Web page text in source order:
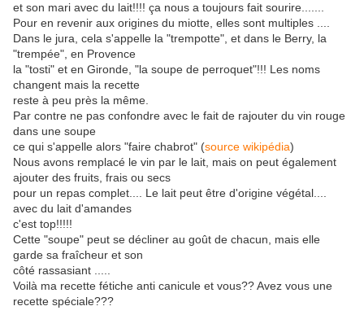
et son mari avec du lait!!!! ça nous a toujours fait sourire.......
Pour en revenir aux origines du miotte, elles sont multiples ....
Dans le jura, cela s'appelle la "trempotte", et dans le Berry, la
"trempée", en Provence
la "tosti" et en Gironde, "la soupe de perroquet"!!! Les noms
changent mais la recette
reste à peu près la même.
Par contre ne pas confondre avec le fait de rajouter du vin rouge
dans une soupe
ce qui s'appelle alors "faire chabrot" (source wikipédia)
Nous avons remplacé le vin par le lait, mais on peut également
ajouter des fruits, frais ou secs
pour un repas complet.... Le lait peut être d'origine végétal....
avec du lait d'amandes
c'est top!!!!!
Cette "soupe" peut se décliner au goût de chacun, mais elle
garde sa fraîcheur et son
côté rassasiant .....
Voilà ma recette fétiche anti canicule et vous?? Avez vous une
recette spéciale???